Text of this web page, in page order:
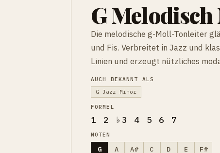
G
Die melodische g-Moll-Tonleiter
und Fis. Verbreitet in Jazz und
Linien und erzeugt nützliches
AUCH BEKANNT ALS
G Jazz Minor
FORMEL
1 2 ♭3 4 5 6 7
NOTEN
G A A# C D E F#